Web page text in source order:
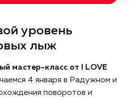
уровень
лыж
мастер-класс от I LOVE
4 января в Радужном и
поворотов и